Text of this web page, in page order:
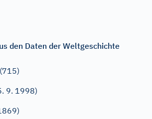
den Daten der Weltgeschichte
9. 1998)